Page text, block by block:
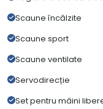
Scaune încălzite
Scaune sport
Scaune ventilate
Servodirecție
Set pentru mâini